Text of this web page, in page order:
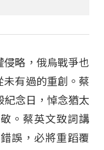
侵略，俄烏戰爭也
未有過的重創。蔡
紀念日，悼念猶太
。蔡英文致詞講
誤，必將重蹈覆